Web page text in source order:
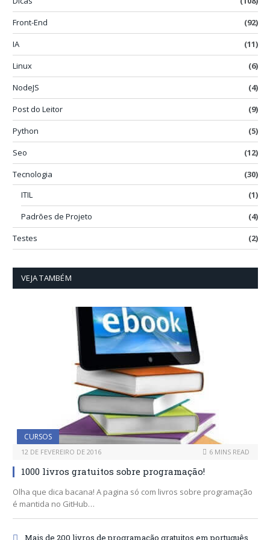
Front-End
(92)
IA
(11)
Linux
(6)
NodeJS
(4)
Post do Leitor
(9)
Python
(5)
Seo
(12)
Tecnologia
(30)
ITIL
(1)
Padrões de Projeto
(4)
Testes
(2)
VEJA TAMBÉM
CURSOS
12 DE FEVEREIRO DE 2016 6 MINS READ
1000 livros gratuitos sobre programação!
Olha que dica bacana! A pagina só com livros sobre programação
é mantida no GitHub…